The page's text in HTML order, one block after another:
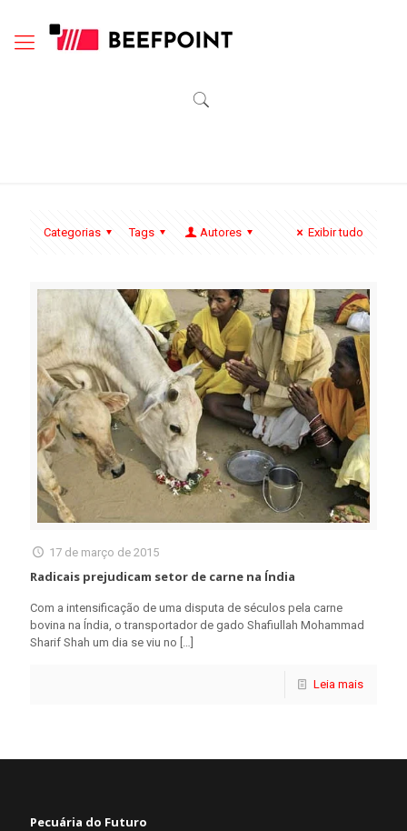
Categorias Tags Autores Exibir tudo
17 de março de 2015
Radicais prejudicam setor de carne na Índia
Com a intensificação de uma disputa de séculos pela carne
bovina na Índia, o transportador de gado Shafiullah Mohammad
Sharif Shah um dia se viu no […]
Leia mais
Pecuária do Futuro